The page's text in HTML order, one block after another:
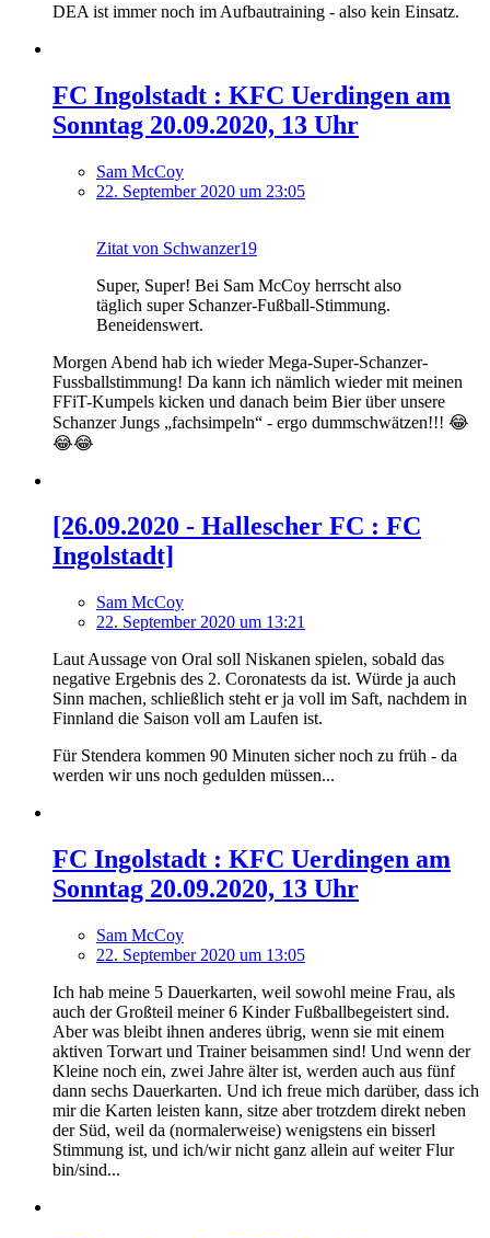
DEA ist immer noch im Aufbautraining - also kein Einsatz.
FC Ingolstadt : KFC Uerdingen am
Sonntag 20.09.2020, 13 Uhr
Sam McCoy
22. September 2020 um 23:05
Zitat von Schwanzer19
Super, Super! Bei Sam McCoy herrscht also
täglich super Schanzer-Fußball-Stimmung.
Beneidenswert.
Morgen Abend hab ich wieder Mega-Super-Schanzer-
Fussballstimmung! Da kann ich nämlich wieder mit meinen
FFiT-Kumpels kicken und danach beim Bier über unsere
Schanzer Jungs „fachsimpeln“ - ergo dummschwätzen!!! 😂
😂😂
[26.09.2020 - Hallescher FC : FC
Ingolstadt]
Sam McCoy
22. September 2020 um 13:21
Laut Aussage von Oral soll Niskanen spielen, sobald das
negative Ergebnis des 2. Coronatests da ist. Würde ja auch
Sinn machen, schließlich steht er ja voll im Saft, nachdem in
Finnland die Saison voll am Laufen ist.
Für Stendera kommen 90 Minuten sicher noch zu früh - da
werden wir uns noch gedulden müssen...
FC Ingolstadt : KFC Uerdingen am
Sonntag 20.09.2020, 13 Uhr
Sam McCoy
22. September 2020 um 13:05
Ich hab meine 5 Dauerkarten, weil sowohl meine Frau, als
auch der Großteil meiner 6 Kinder Fußballbegeistert sind.
Aber was bleibt ihnen anderes übrig, wenn sie mit einem
aktiven Torwart und Trainer beisammen sind! Und wenn der
Kleine noch ein, zwei Jahre älter ist, werden auch aus fünf
dann sechs Dauerkarten. Und ich freue mich darüber, dass ich
mir die Karten leisten kann, sitze aber trotzdem direkt neben
der Süd, weil da (normalerweise) wenigstens ein bisserl
Stimmung ist, und ich/wir nicht ganz allein auf weiter Flur
bin/sind...